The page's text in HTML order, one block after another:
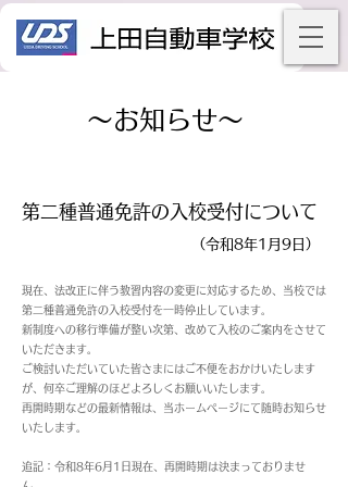
～お知らせ～
第二種普通免許の入校受付について
​（令和8年1月9日）
現在、法改正に伴う教習内容の変更に対応するため、当校では
第二種普通免許の入校受付を一時停止しています。
新制度への移行準備が整い次第、改めて入校のご案内をさせて
いただきます。
ご検討いただいていた皆さまにはご不便をおかけいたします
が、何卒ご理解のほどよろしくお願いいたします。
​再開時期などの最新情報は、当ホームページにて随時お知らせ
いたします。
​追記：令和8年6月1日現在、再開時期は決まっておりませ